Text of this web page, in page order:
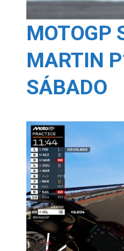
MOTOGP
MARTIN
SÁBADO